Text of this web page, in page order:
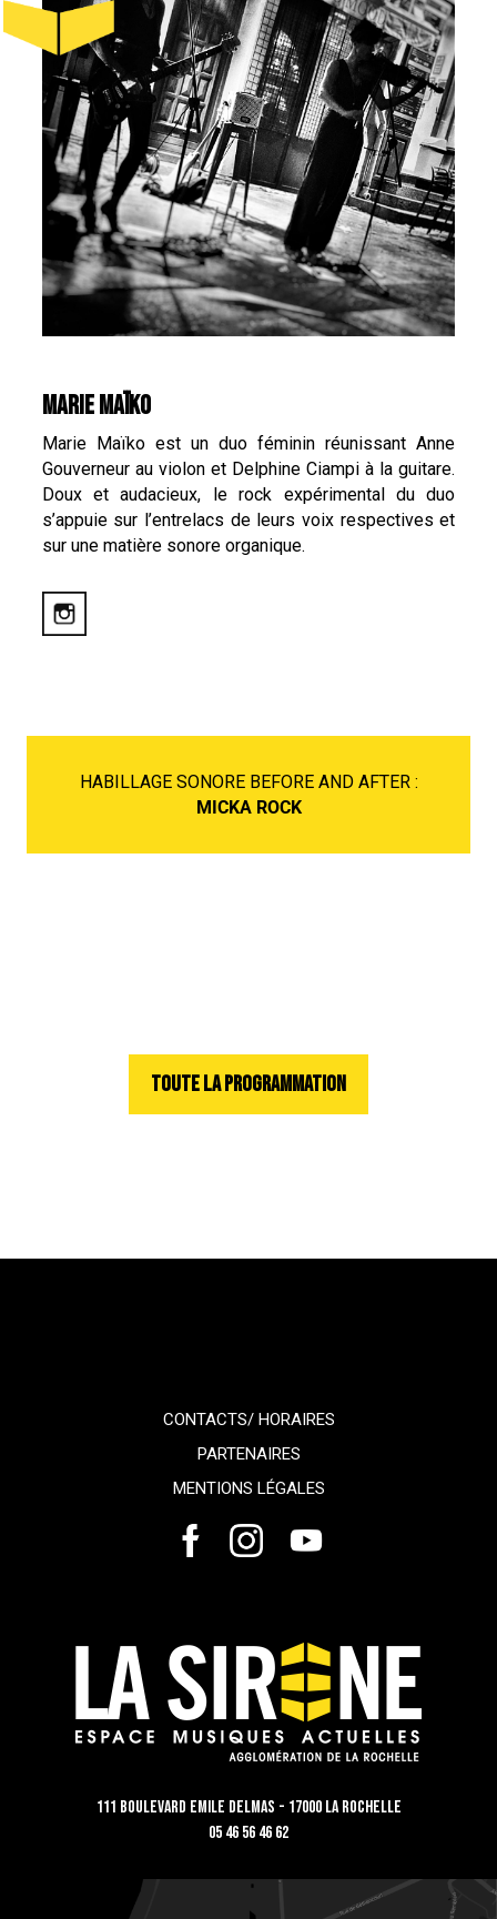
MARIE MAÏKO
Marie Maïko est un duo féminin réunissant Anne
Gouverneur au violon et Delphine Ciampi à la guitare.
Doux et audacieux, le rock expérimental du duo
s’appuie sur l’entrelacs de leurs voix respectives et
sur une matière sonore organique.
HABILLAGE SONORE BEFORE AND AFTER :
MICKA ROCK
TOUTE LA PROGRAMMATION
CONTACTS/ HORAIRES
PARTENAIRES
MENTIONS LÉGALES
111 Boulevard Emile Delmas - 17000 La Rochelle
05 46 56 46 62